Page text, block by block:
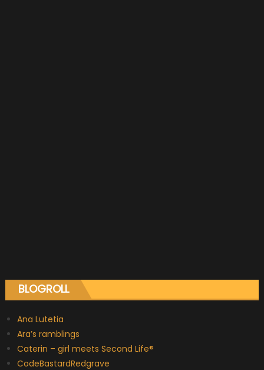
BLOGROLL
Ana Lutetia
Ara’s ramblings
Caterin – girl meets Second Life®
CodeBastardRedgrave